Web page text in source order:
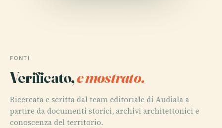
FONTI
Verificato,e mostrato.
Ricercata e scritta dal team editoriale di Audiala a
partire da documenti storici, archivi architettonici e
conoscenza del territorio.